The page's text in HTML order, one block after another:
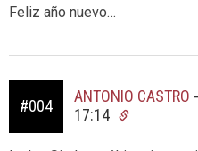
Feliz año nuevo…
#004
ANTONIO CASTRO -
17:14